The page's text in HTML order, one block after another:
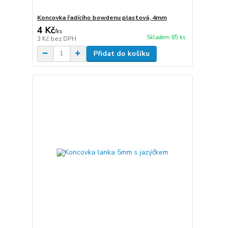
Koncovka řadícího bowdenu plastová, 4mm
4 Kč/ks
3 Kč bez DPH Skladem 85 ks
Přidat do košíku